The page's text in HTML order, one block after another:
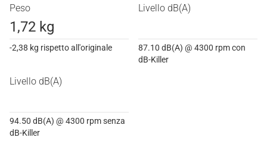
Peso
1,72 kg
-2,38 kg rispetto all'originale
Livello dB(A)
87.10 dB(A) @ 4300 rpm con
dB-Killer
Livello dB(A)
94.50 dB(A) @ 4300 rpm senza
dB-Killer